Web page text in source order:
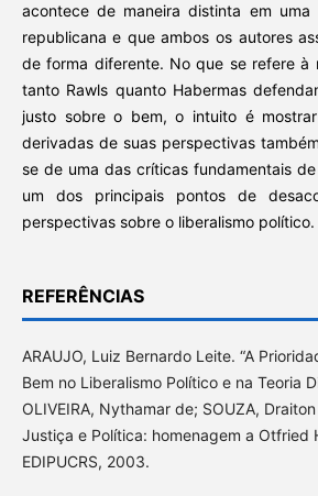
acontece de maneira distinta em
republicana e que ambos os autores
de forma diferente. No que se refere à
tanto Rawls quanto Habermas
justo sobre o bem, o intuito é
derivadas de suas perspectivas
se de uma das críticas fundamentais
um dos principais pontos de
perspectivas sobre o liberalismo político.
REFERÊNCIAS
ARAUJO, Luiz Bernardo Leite. “A
Bem no Liberalismo Político e na Teoria
OLIVEIRA, Nythamar de; SOUZA,
Justiça e Política: homenagem a Otfried
EDIPUCRS, 2003.